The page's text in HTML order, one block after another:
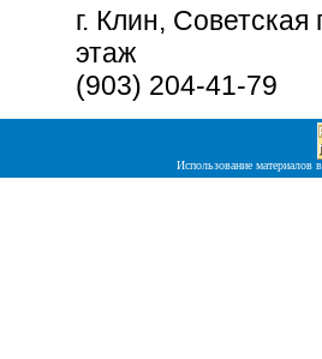
г. Клин,
этаж
(903) 204-41-79
Использование материалов